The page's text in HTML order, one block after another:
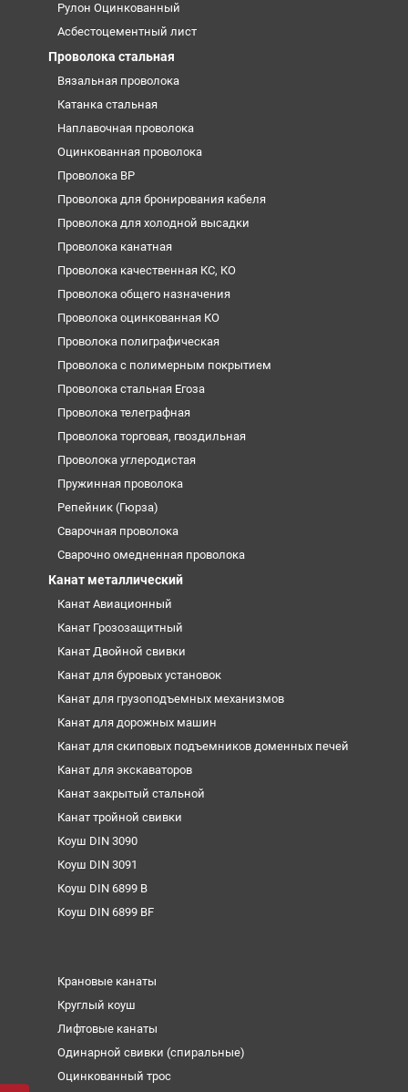
Рулон Оцинкованный
Асбестоцементный лист
Проволока стальная
Вязальная проволока
Катанка стальная
Наплавочная проволока
Оцинкованная проволока
Проволока ВР
Проволока для бронирования кабеля
Проволока для холодной высадки
Проволока канатная
Проволока качественная КС, КО
Проволока общего назначения
Проволока оцинкованная КО
Проволока полиграфическая
Проволока с полимерным покрытием
Проволока стальная Егоза
Проволока телеграфная
Проволока торговая, гвоздильная
Проволока углеродистая
Пружинная проволока
Репейник (Гюрза)
Сварочная проволока
Сварочно омедненная проволока
Канат металлический
Канат Авиационный
Канат Грозозащитный
Канат Двойной свивки
Канат для буровых установок
Канат для грузоподъемных механизмов
Канат для дорожных машин
Канат для скиповых подъемников доменных печей
Канат для экскаваторов
Канат закрытый стальной
Канат тройной свивки
Коуш DIN 3090
Коуш DIN 3091
Коуш DIN 6899 B
Коуш DIN 6899 BF
Крановые канаты
Круглый коуш
Лифтовые канаты
Одинарной свивки (спиральные)
Оцинкованный трос